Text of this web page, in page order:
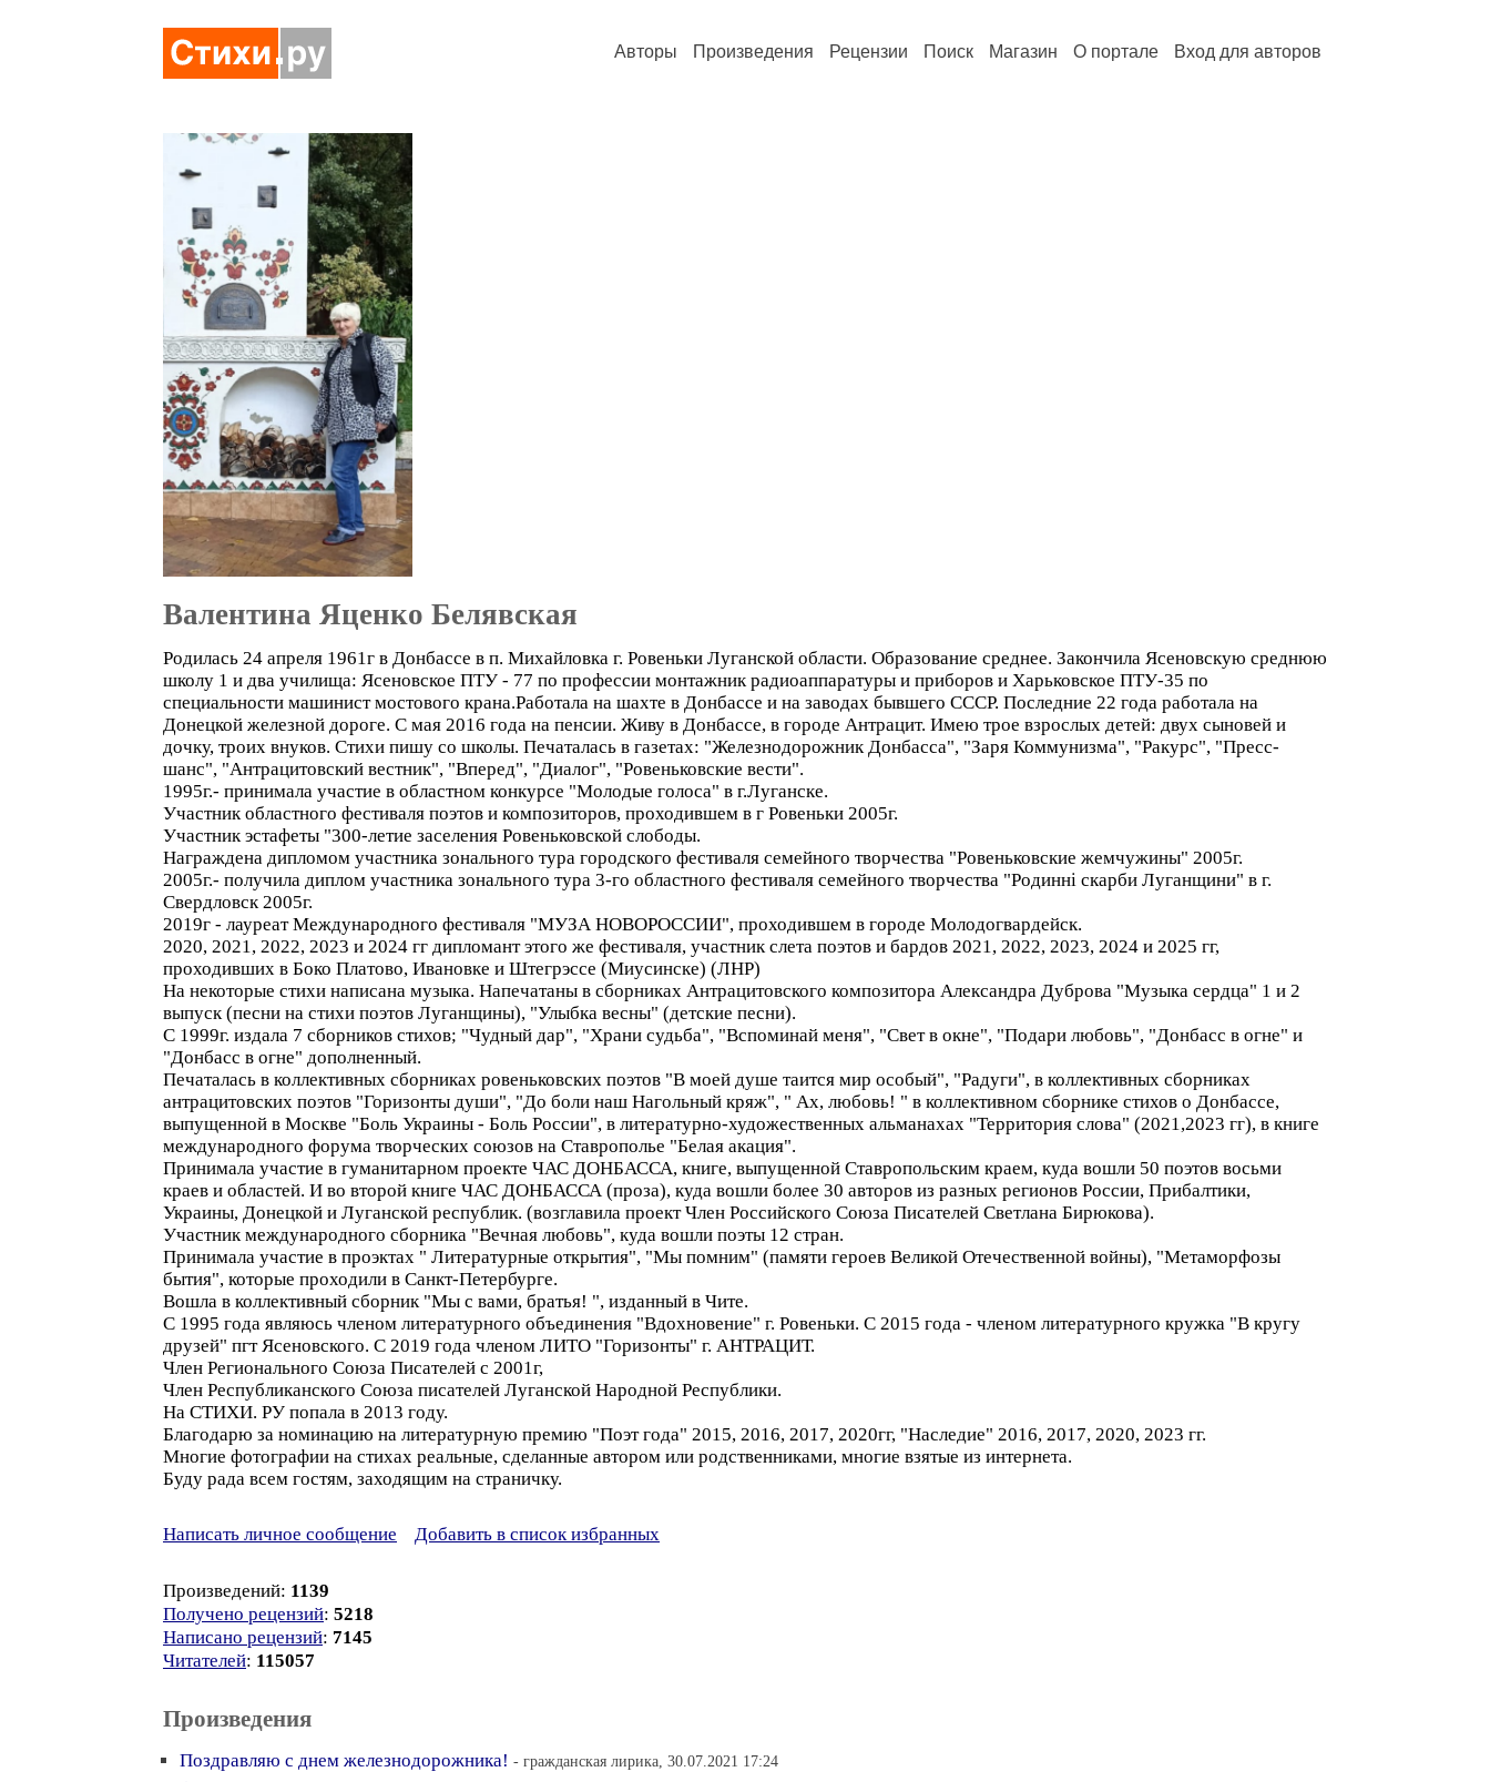
Авторы Произведения Рецензии Поиск Магазин О портале Вход для авторов
Валентина Яценко Белявская
Родилась 24 апреля 1961г в Донбассе в п. Михайловка г. Ровеньки Луганской области. Образование среднее. Закончила Ясеновскую среднюю
школу 1 и два училища: Ясеновское ПТУ - 77 по профессии монтажник радиоаппаратуры и приборов и Харьковское ПТУ-35 по
специальности машинист мостового крана.Работала на шахте в Донбассе и на заводах бывшего СССР. Последние 22 года работала на
Донецкой железной дороге. С мая 2016 года на пенсии. Живу в Донбассе, в городе Антрацит. Имею трое взрослых детей: двух сыновей и
дочку, троих внуков. Стихи пишу со школы. Печаталась в газетах: "Железнодорожник Донбасса", "Заря Коммунизма", "Ракурс", "Пресс-
шанс", "Антрацитовский вестник", "Вперед", "Диалог", "Ровеньковские вести".
1995г.- принимала участие в областном конкурсе "Молодые голоса" в г.Луганске.
Участник областного фестиваля поэтов и композиторов, проходившем в г Ровеньки 2005г.
Участник эстафеты "300-летие заселения Ровеньковской слободы.
Награждена дипломом участника зонального тура городского фестиваля семейного творчества "Ровеньковские жемчужины" 2005г.
2005г.- получила диплом участника зонального тура 3-го областного фестиваля семейного творчества "Родинні скарби Луганщини" в г.
Свердловск 2005г.
2019г - лауреат Международного фестиваля "МУЗА НОВОРОССИИ", проходившем в городе Молодогвардейск.
2020, 2021, 2022, 2023 и 2024 гг дипломант этого же фестиваля, участник слета поэтов и бардов 2021, 2022, 2023, 2024 и 2025 гг,
проходивших в Боко Платово, Ивановке и Штегрэссе (Миусинске) (ЛНР)
На некоторые стихи написана музыка. Напечатаны в сборниках Антрацитовского композитора Александра Дуброва "Музыка сердца" 1 и 2
выпуск (песни на стихи поэтов Луганщины), "Улыбка весны" (детские песни).
С 1999г. издала 7 сборников стихов; "Чудный дар", "Храни судьба", "Вспоминай меня", "Свет в окне", "Подари любовь", "Донбасс в огне" и
"Донбасс в огне" дополненный.
Печаталась в коллективных сборниках ровеньковских поэтов "В моей душе таится мир особый", "Радуги", в коллективных сборниках
антрацитовских поэтов "Горизонты души", "До боли наш Нагольный кряж", " Ах, любовь! " в коллективном сборнике стихов о Донбассе,
выпущенной в Москве "Боль Украины - Боль России", в литературно-художественных альманахах "Территория слова" (2021,2023 гг), в книге
международного форума творческих союзов на Ставрополье "Белая акация".
Принимала участие в гуманитарном проекте ЧАС ДОНБАССА, книге, выпущенной Ставропольским краем, куда вошли 50 поэтов восьми
краев и областей. И во второй книге ЧАС ДОНБАССА (проза), куда вошли более 30 авторов из разных регионов России, Прибалтики,
Украины, Донецкой и Луганской республик. (возглавила проект Член Российского Союза Писателей Светлана Бирюкова).
Участник международного сборника "Вечная любовь", куда вошли поэты 12 стран.
Принимала участие в проэктах " Литературные открытия", "Мы помним" (памяти героев Великой Отечественной войны), "Метаморфозы
бытия", которые проходили в Санкт-Петербурге.
Вошла в коллективный сборник "Мы с вами, братья! ", изданный в Чите.
С 1995 года являюсь членом литературного объединения "Вдохновение" г. Ровеньки. С 2015 года - членом литературного кружка "В кругу
друзей" пгт Ясеновского. С 2019 года членом ЛИТО "Горизонты" г. АНТРАЦИТ.
Член Регионального Союза Писателей с 2001г,
Член Республиканского Союза писателей Луганской Народной Республики.
На СТИХИ. РУ попала в 2013 году.
Благодарю за номинацию на литературную премию "Поэт года" 2015, 2016, 2017, 2020гг, "Наследие" 2016, 2017, 2020, 2023 гг.
Многие фотографии на стихах реальные, сделанные автором или родственниками, многие взятые из интернета.
Буду рада всем гостям, заходящим на страничку.
Написать личное сообщение Добавить в список избранных
Произведений: 1139
Получено рецензий: 5218
Написано рецензий: 7145
Читателей: 115057
Произведения
Поздравляю с днем железнодорожника! - гражданская лирика, 30.07.2021 17:24